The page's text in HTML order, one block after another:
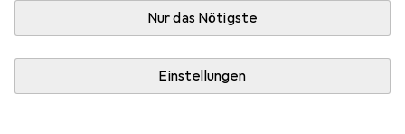
Nur das Nötigste
Einstellungen